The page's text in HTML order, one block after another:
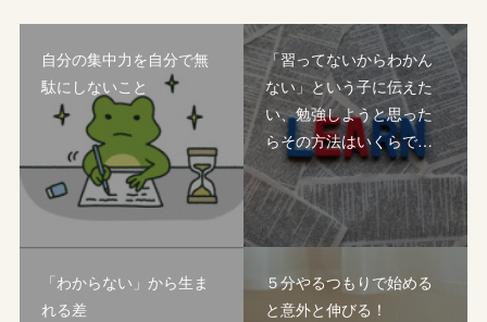
自分の集中力を自分で無
駄にしないこと
「習ってないからわかん
ない」という子に伝えた
い、勉強しようと思った
らその方法はいくらで…
「わからない」から生ま
れる差
５分やるつもりで始める
と意外と伸びる！